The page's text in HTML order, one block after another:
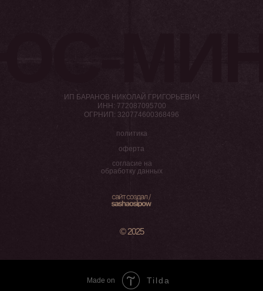
© 2025
политика
согласие на
обработку данных
ИП БАРАНОВ НИКОЛАЙ ГРИГОРЬЕВИЧ
ИНН: 772087095700
ОГРНИП: 320774600368496
оферта
Made on Tilda